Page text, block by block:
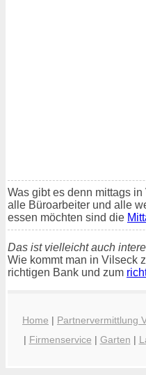
Was gibt es denn mittags
alle Büroarbeiter und alle
essen möchten sind die
Das ist vielleicht auch
Wie kommt man in Vilseck
richtigen Bank und zum
Home | Partnervermittlung
| Firmenservice | Garten |